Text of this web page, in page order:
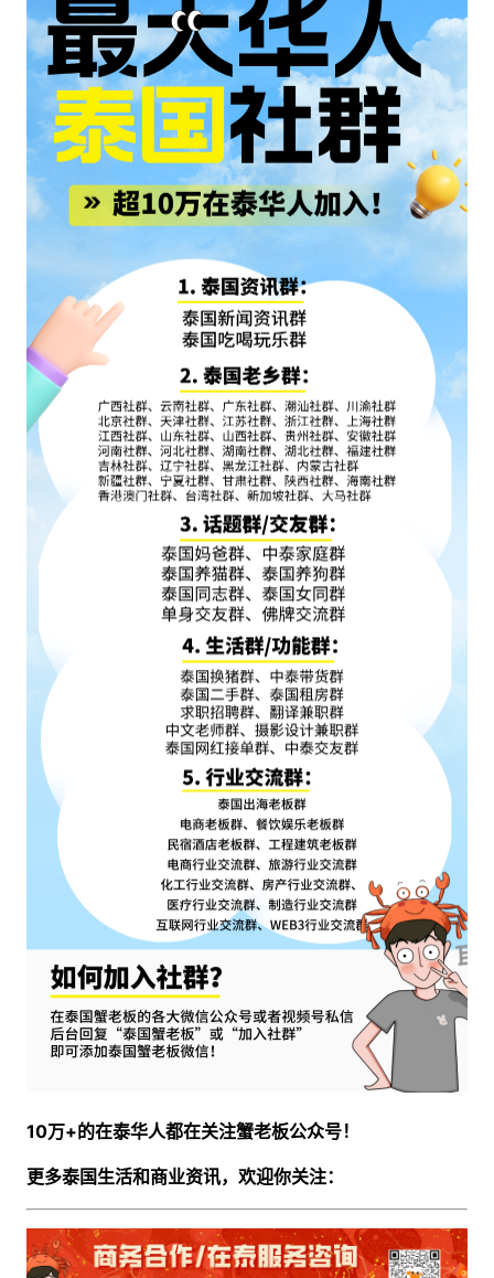
10万+的在泰华人都在关注蟹老板公众号！
更多泰国生活和商业资讯，欢迎你关注：